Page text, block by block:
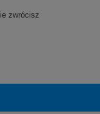
zwrócisz